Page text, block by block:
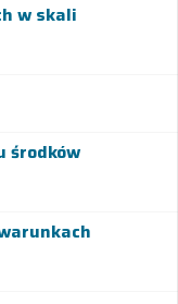
w skali
środków